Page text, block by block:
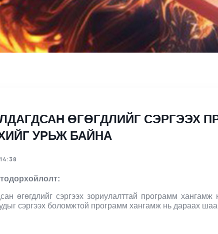
ӨГӨГДЛИЙГ СЭРГЭЭХ
УРЬЖ БАЙНА
өгөгдлийг сэргээх зориулалттай программ
сэргээх боломжтой программ хангамж нь дараах